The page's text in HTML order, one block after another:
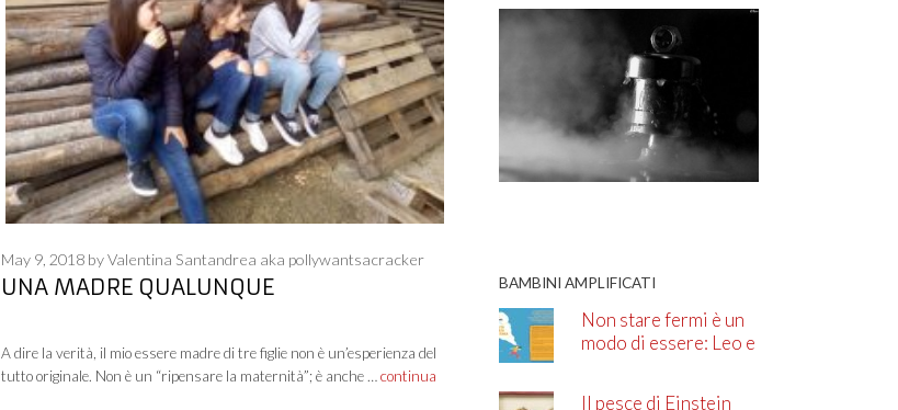
UNA MADRE QUALUNQUE
May 9, 2018 byValentina Santandrea aka pollywantsacracker
A dire la verità, il mio essere madre di tre figlie non è un’esperienza del
tutto originale. Non è un “ripensare la maternità”; è anche … continua
BAMBINI AMPLIFICATI
Non stare fermi è un
modo di essere: Leo e
Il pesce di Einstein